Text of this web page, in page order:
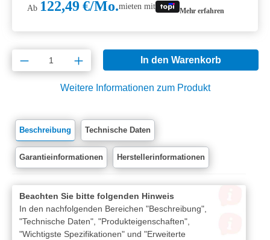
Ab 122,49 €/Mo.mieten mit Mehr erfahren
Produkt Anzahl: Gib den gewünschten
In den Warenkorb
Weitere Informationen zum Produkt
Beschreibung Technische Daten
Garantieinformationen Herstellerinformationen
Beachten Sie bitte folgenden Hinweis
In den nachfolgenden Bereichen "Beschreibung",
"Technische Daten", "Produkteigenschaften",
"Wichtigste Spezifikationen" und "Erweiterte